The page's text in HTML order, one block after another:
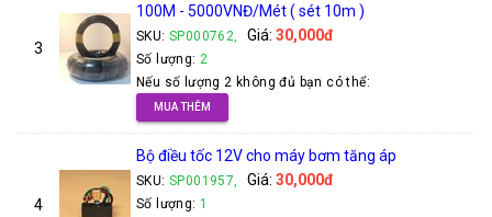
3
100M - 5000VNĐ/Mét ( sét 10m )
SKU: SP000762, Giá: 30,000đ
Số lượng: 2
Nếu số lượng 2 không đủ bạn có thể:
MUA THÊM
4
Bộ điều tốc 12V cho máy bơm tăng áp
SKU: SP001957, Giá: 30,000đ
Số lượng: 1